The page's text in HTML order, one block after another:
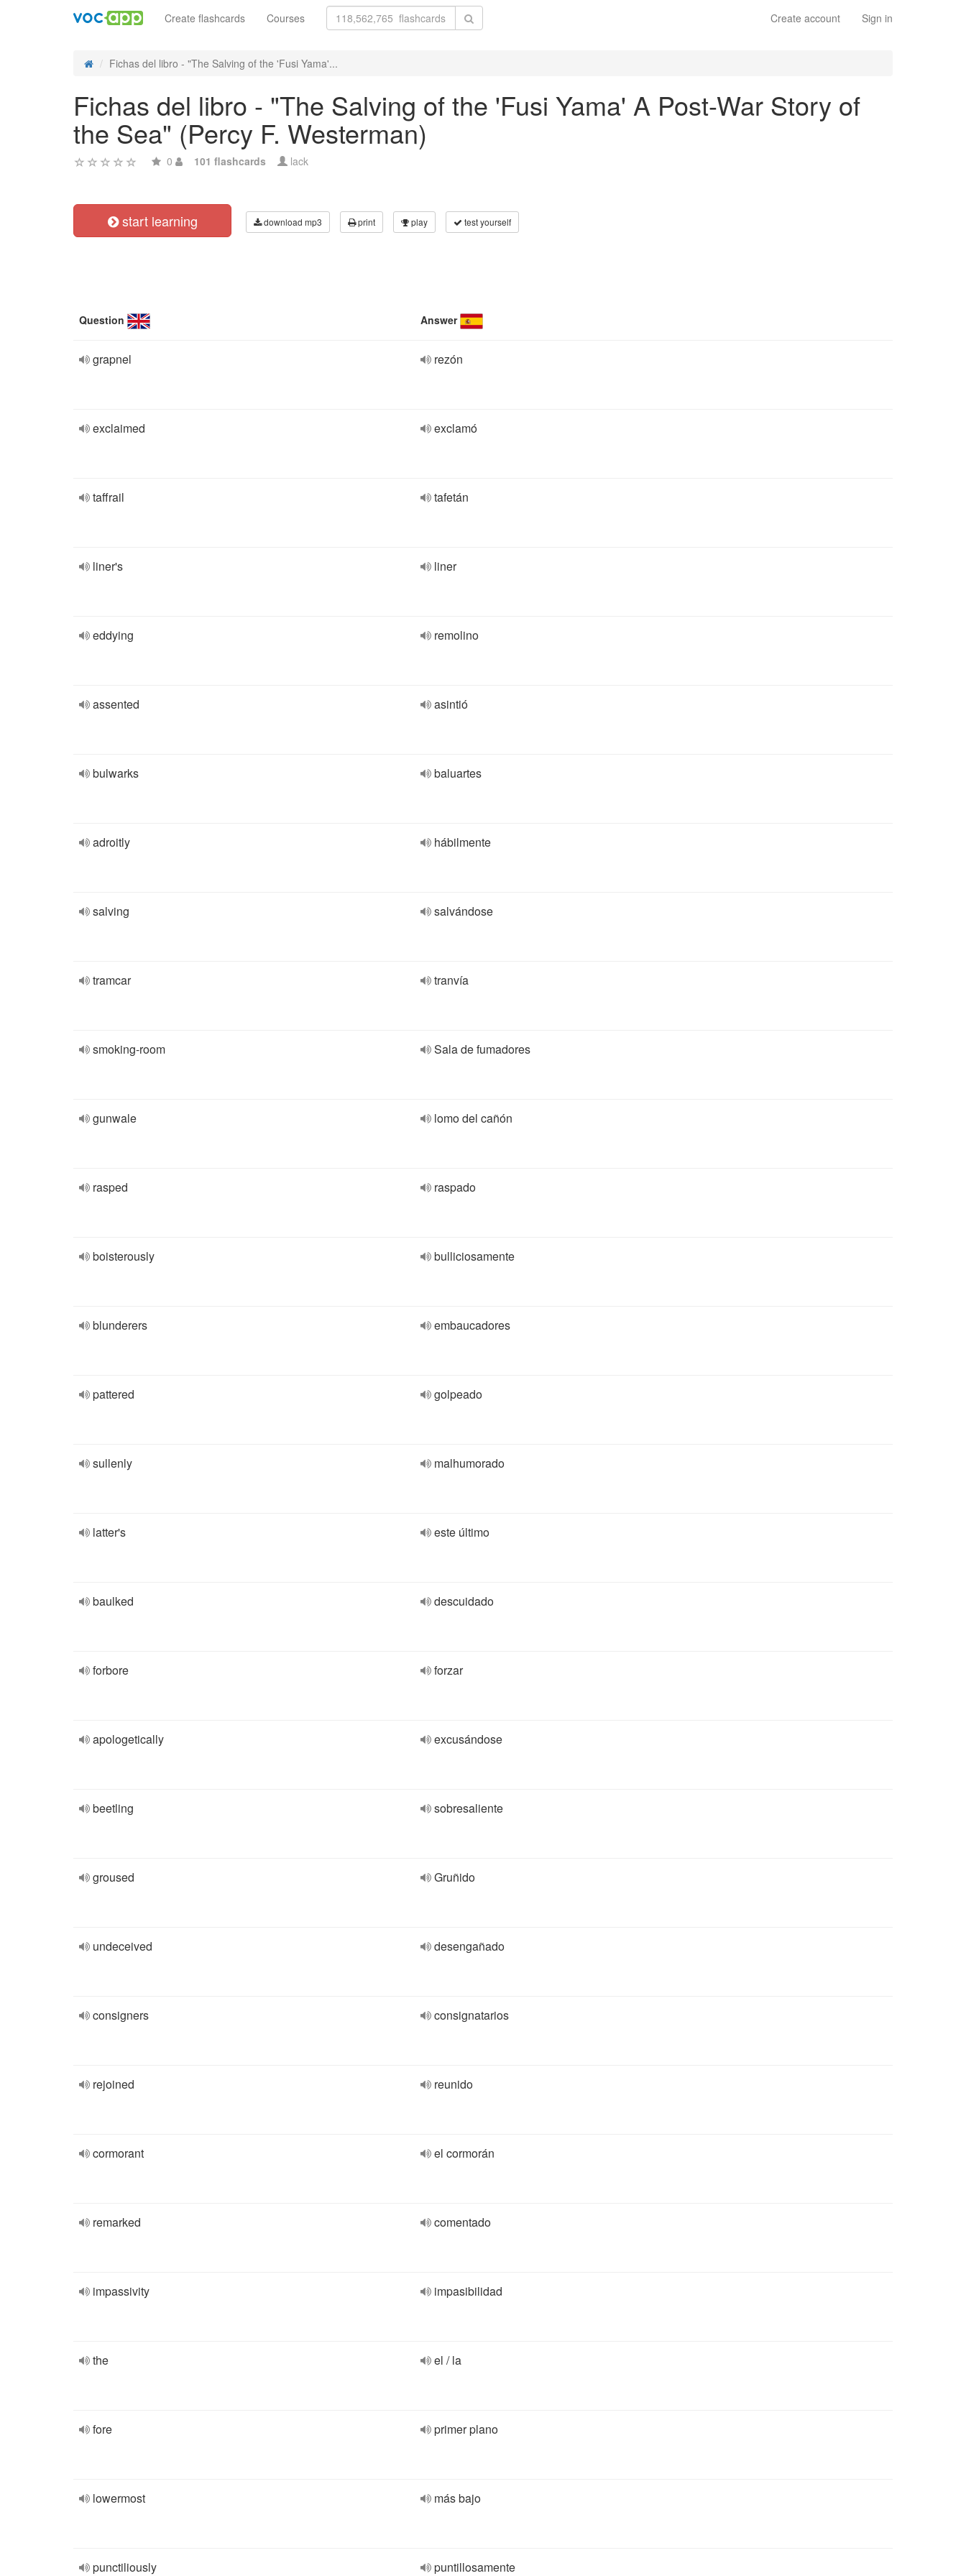
Create account Sign in
Create flashcards Courses
Fichas del libro - "The Salving of the 'Fusi Yama'...
Fichas del libro - "The Salving of the 'Fusi Yama' A Post-War Story of
the Sea" (Percy F. Westerman)
0 101 flashcards lack
start learning download mp3 print play test yourself
Question Answer
grapnel rezón
exclaimed exclamó
taffrail tafetán
liner's liner
eddying remolino
assented asintió
bulwarks baluartes
adroitly hábilmente
salving salvándose
tramcar tranvía
smoking-room Sala de fumadores
gunwale lomo del cañón
rasped raspado
boisterously bulliciosamente
blunderers embaucadores
pattered golpeado
sullenly malhumorado
latter's este último
baulked descuidado
forbore forzar
apologetically excusándose
beetling sobresaliente
groused Gruñido
undeceived desengañado
consigners consignatarios
rejoined reunido
cormorant el cormorán
remarked comentado
impassivity impasibilidad
the el / la
fore primer plano
lowermost más bajo
punctiliously puntillosamente